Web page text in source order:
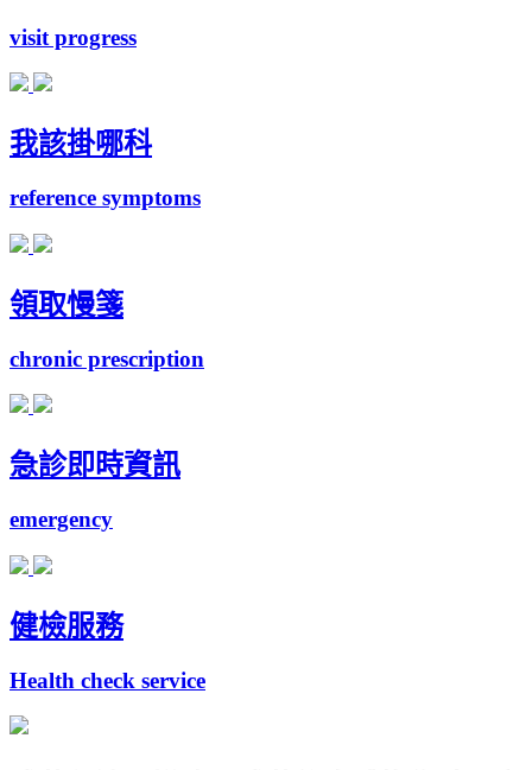
visit progress
我該掛哪科
reference symptoms
領取慢箋
chronic prescription
急診即時資訊
emergency
健檢服務
Health check service